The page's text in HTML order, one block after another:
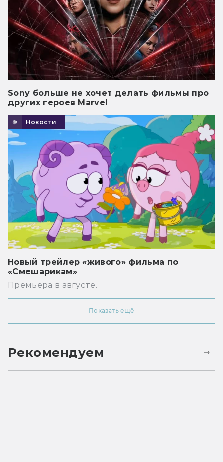
Sony больше не хочет делать фильмы про
других героев Marvel
Новости
Новый трейлер «живого» фильма по
«Смешарикам»
Премьера в августе.
Показать ещё
Рекомендуем